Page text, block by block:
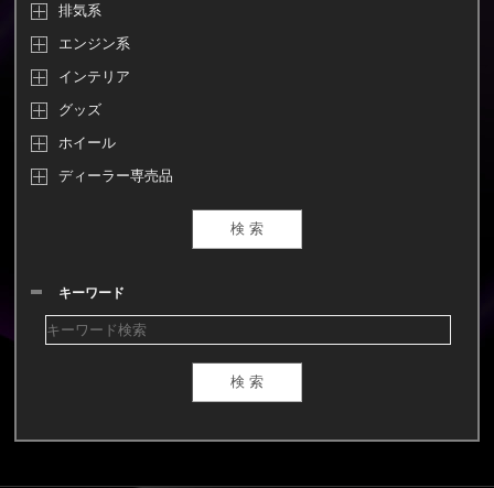
排気系
エンジン系
インテリア
グッズ
ホイール
ディーラー専売品
キーワード